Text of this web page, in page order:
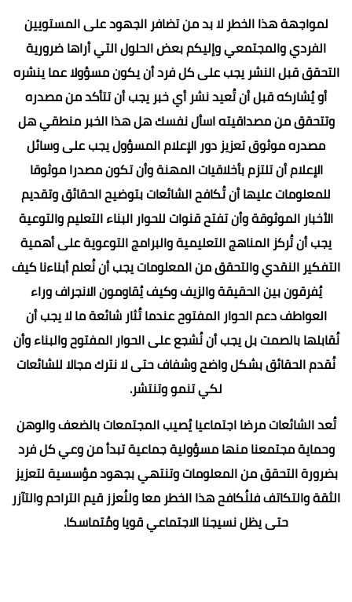
لمواجهة هذا الخطر لا بد من تضافر الجهود على المستويين
الفردي والمجتمعي وإليكم بعض الحلول التي أراها ضرورية
التحقق قبل النشر يجب على كل فرد أن يكون مسؤولا عما ينشره
أو يُشاركه قبل أن تُعيد نشر أي خبر يجب أن تتأكد من مصدره
وتتحقق من مصداقيته اسأل نفسك هل هذا الخبر منطقي هل
مصدره موثوق تعزيز دور الإعلام المسؤول يجب على وسائل
الإعلام أن تلتزم بأخلاقيات المهنة وأن تكون مصدرا موثوقا
للمعلومات عليها أن تُكافح الشائعات بتوضيح الحقائق وتقديم
الأخبار الموثوقة وأن تفتح قنوات للحوار البناء التعليم والتوعية
يجب أن تُركز المناهج التعليمية والبرامج التوعوية على أهمية
التفكير النقدي والتحقق من المعلومات يجب أن نُعلم أبناءنا كيف
يُفرقون بين الحقيقة والزيف وكيف يُقاومون الانجراف وراء
العواطف دعم الحوار المفتوح عندما تُثار شائعة ما لا يجب أن
نُقابلها بالصمت بل يجب أن نُشجع على الحوار المفتوح والبناء وأن
نُقدم الحقائق بشكل واضح وشفاف حتى لا نترك مجالا للشائعات
لكي تنمو وتنتشر.
تُعد الشائعات مرضا اجتماعيا يُصيب المجتمعات بالضعف والوهن
وحماية مجتمعنا منها مسؤولية جماعية تبدأ من وعي كل فرد
بضرورة التحقق من المعلومات وتنتهي بجهود مؤسسية لتعزيز
الثقة والتكاتف فلنُكافح هذا الخطر معا ولنُعزز قيم التراحم والتآزر
حتى يظل نسيجنا الاجتماعي قويا ومُتماسكا.